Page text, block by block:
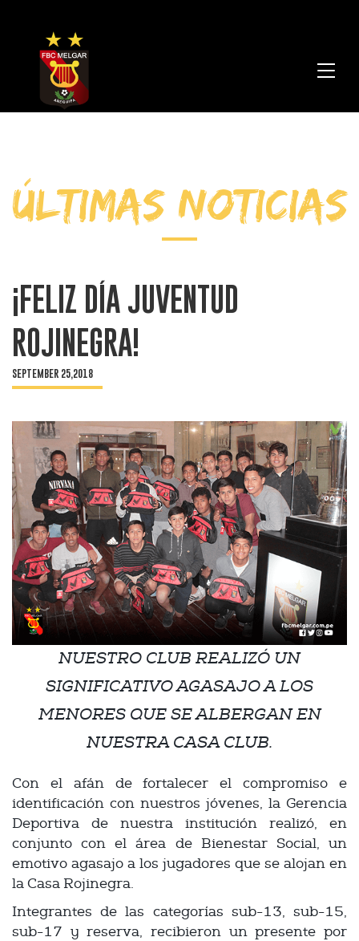
FBC
ÚLTIMAS NOTICIAS
¡FELIZ DÍA JUVENTUD
ROJINEGRA!
SEPTEMBER 25,2018
NUESTRO CLUB REALIZÓ UN
SIGNIFICATIVO AGASAJO A LOS
MENORES QUE SE ALBERGAN EN
NUESTRA CASA CLUB.
Con el afán de fortalecer el compromiso e
identificación con nuestros jóvenes, la Gerencia
Deportiva de nuestra institución realizó, en
conjunto con el área de Bienestar Social, un
emotivo agasajo a los jugadores que se alojan en
la Casa Rojinegra.
Integrantes de las categorías sub-13, sub-15,
sub-17 y reserva, recibieron un presente por